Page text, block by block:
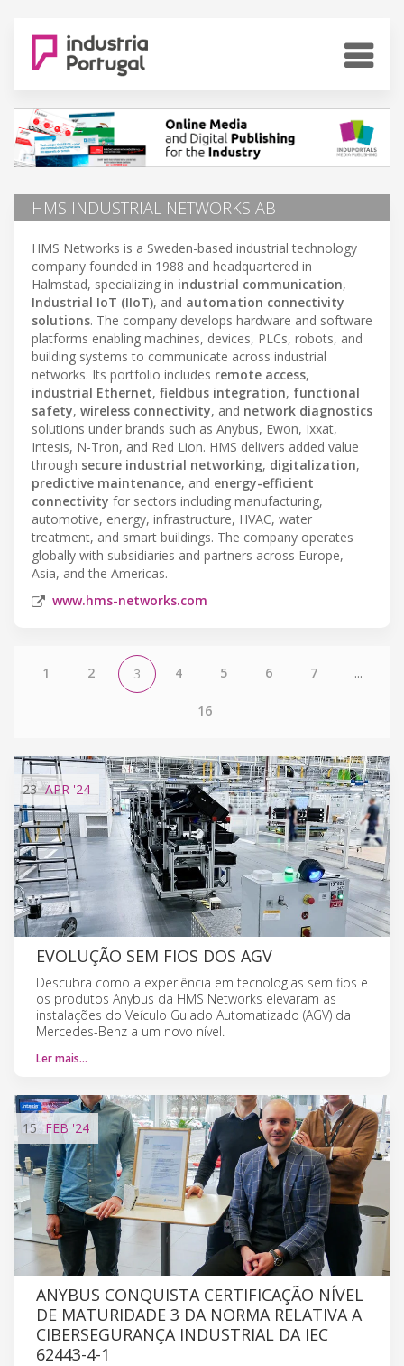
HMS INDUSTRIAL NETWORKS AB
HMS Networks is a Sweden-based industrial technology
company founded in 1988 and headquartered in
Halmstad, specializing in industrial communication,
Industrial IoT (IIoT), and automation connectivity
solutions. The company develops hardware and software
platforms enabling machines, devices, PLCs, robots, and
building systems to communicate across industrial
networks. Its portfolio includes remote access,
industrial Ethernet, fieldbus integration, functional
safety, wireless connectivity, and network diagnostics
solutions under brands such as Anybus, Ewon, Ixxat,
Intesis, N-Tron, and Red Lion. HMS delivers added value
through secure industrial networking, digitalization,
predictive maintenance, and energy-efficient
connectivity for sectors including manufacturing,
automotive, energy, infrastructure, HVAC, water
treatment, and smart buildings. The company operates
globally with subsidiaries and partners across Europe,
Asia, and the Americas.
www.hms-networks.com
1 2 3 4 5 6 7 ...
16
23 APR '24
EVOLUÇÃO SEM FIOS DOS AGV
Descubra como a experiência em tecnologias sem fios e
os produtos Anybus da HMS Networks elevaram as
instalações do Veículo Guiado Automatizado (AGV) da
Mercedes-Benz a um novo nível.
Ler mais…
15 FEB '24
ANYBUS CONQUISTA CERTIFICAÇÃO NÍVEL
DE MATURIDADE 3 DA NORMA RELATIVA A
CIBERSEGURANÇA INDUSTRIAL DA IEC
62443-4-1